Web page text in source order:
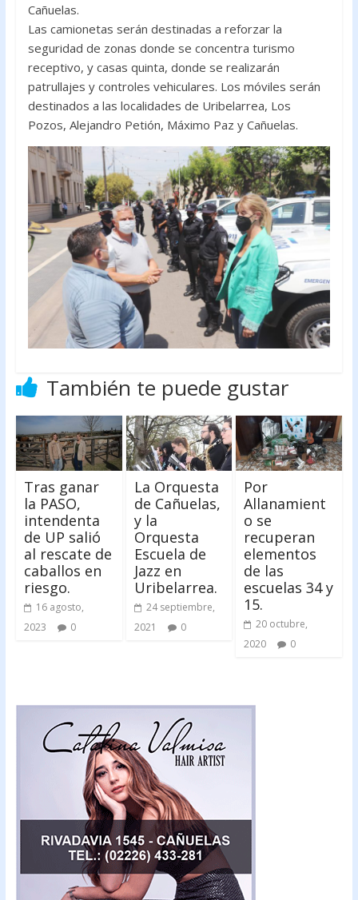
Cañuelas.
Las camionetas serán destinadas a reforzar la
seguridad de zonas donde se concentra turismo
receptivo, y casas quinta, donde se realizarán
patrullajes y controles vehiculares. Los móviles serán
destinados a las localidades de Uribelarrea, Los
Pozos, Alejandro Petión, Máximo Paz y Cañuelas.
También te puede gustar
Tras ganar
la PASO,
intendenta
de UP salió
al rescate de
caballos en
riesgo.
16 agosto,
2023
0
La Orquesta
de Cañuelas,
y la
Orquesta
Escuela de
Jazz en
Uribelarrea.
24 septiembre,
2021
0
Por
Allanamient
o se
recuperan
elementos
de las
escuelas 34 y
15.
20 octubre,
2020
0